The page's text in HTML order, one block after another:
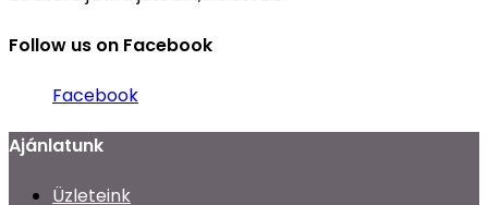
Follow us on Facebook
Facebook
Ajánlatunk
Üzleteink